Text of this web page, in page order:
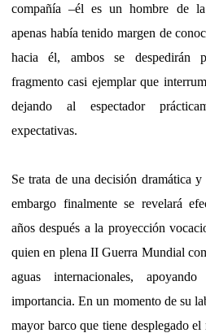
compañía –él es un hombre de
apenas había tenido margen de
hacia él, ambos se despedirán
fragmento casi ejemplar que
dejando al espectador
expectativas.
Se trata de una decisión dramática
embargo finalmente se revelará
años después a la proyección
quien en plena II Guerra Mundial
aguas internacionales,
importancia. En un momento de su
mayor barco que tiene desplegado